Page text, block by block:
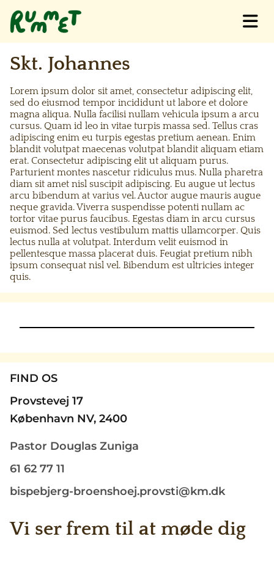
Skt. Johannes
Lorem ipsum dolor sit amet, consectetur adipiscing elit,
sed do eiusmod tempor incididunt ut labore et dolore
magna aliqua. Nulla facilisi nullam vehicula ipsum a arcu
cursus. Quam id leo in vitae turpis massa sed. Tellus cras
adipiscing enim eu turpis egestas pretium aenean. Enim
blandit volutpat maecenas volutpat blandit aliquam etiam
erat. Consectetur adipiscing elit ut aliquam purus.
Parturient montes nascetur ridiculus mus. Nulla pharetra
diam sit amet nisl suscipit adipiscing. Eu augue ut lectus
arcu bibendum at varius vel. Auctor augue mauris augue
neque gravida. Viverra suspendisse potenti nullam ac
tortor vitae purus faucibus. Egestas diam in arcu cursus
euismod. Sed lectus vestibulum mattis ullamcorper. Quis
lectus nulla at volutpat. Interdum velit euismod in
pellentesque massa placerat duis. Feugiat pretium nibh
ipsum consequat nisl vel. Bibendum est ultricies integer
quis.
FIND OS
Provstevej 17
København NV, 2400
Pastor Douglas Zuniga
61 62 77 11
bispebjerg-broenshoej.provsti@km.dk
Vi ser frem til at møde dig